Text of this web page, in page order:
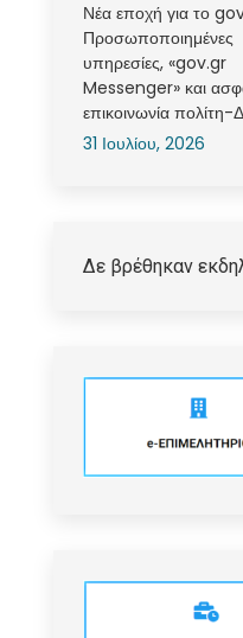
Νέα εποχή για το
Προσωποποιημένες
υπηρεσίες, «gov.gr
Messenger» και
επικοινωνία πολίτη-
31 Ιουλίου, 2026
Δε βρέθηκαν